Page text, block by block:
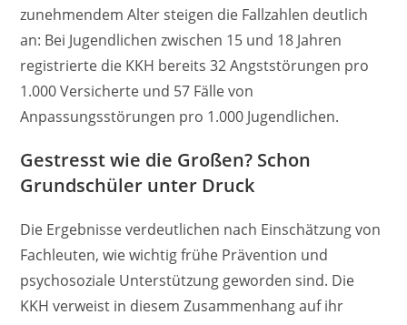
zunehmendem Alter steigen die Fallzahlen deutlich
an: Bei Jugendlichen zwischen 15 und 18 Jahren
registrierte die KKH bereits 32 Angststörungen pro
1.000 Versicherte und 57 Fälle von
Anpassungsstörungen pro 1.000 Jugendlichen.
Gestresst wie die Großen? Schon
Grundschüler unter Druck
Die Ergebnisse verdeutlichen nach Einschätzung von
Fachleuten, wie wichtig frühe Prävention und
psychosoziale Unterstützung geworden sind. Die
KKH verweist in diesem Zusammenhang auf ihr